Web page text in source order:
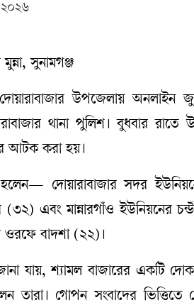
সুনামগঞ্জ
দোয়ারাবাজার উপজেলায়
থানা পুলিশ। বুধবার
আটক করা হয়।
দোয়ারাবাজার সদর
এবং মান্নারগাঁও ইউনিয়নের
ওরফে বাদশা (২২)।
জানা যায়, শ্যামল বাজারের একটি
তারা। গোপন সংবাদের ভিত্তিতে